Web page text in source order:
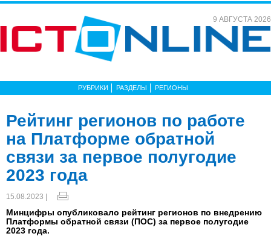
9 АВГУСТА 2026
РУБРИКИ РАЗДЕЛЫ РЕГИОНЫ
Рейтинг регионов по работе
на Платформе обратной
связи за первое полугодие
2023 года
15.08.2023 |
Минцифры опубликовало рейтинг регионов по внедрению
Платформы обратной связи (ПОС) за первое полугодие
2023 года.